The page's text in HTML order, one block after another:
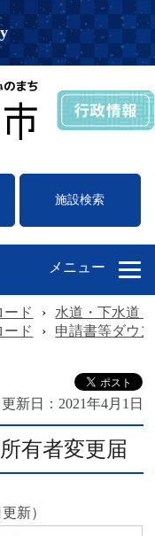
施設検索
メニュー
ード ›
水道・下水道
ード › 申請書等ダウ
更新日： 2021年4月1日
有者変更届
新）